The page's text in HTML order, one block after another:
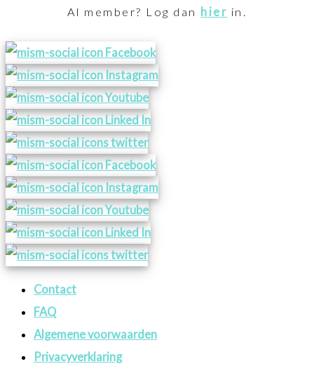
Al member? Log dan hier in.
Contact
FAQ
Algemene voorwaarden
Privacyverklaring